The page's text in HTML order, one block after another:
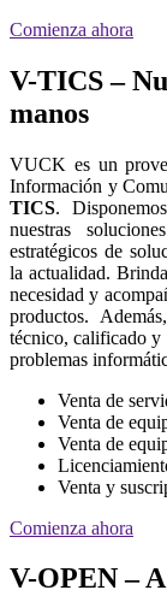
Comienza ahora
V-TICS –
manos
VUCK es un
Información y
TICS.
nuestras
estratégicos de
la actualidad.
necesidad y
productos.
técnico, calificado y
problemas
Venta de
Venta de
Venta de
Venta y
Comienza ahora
V-OPEN –